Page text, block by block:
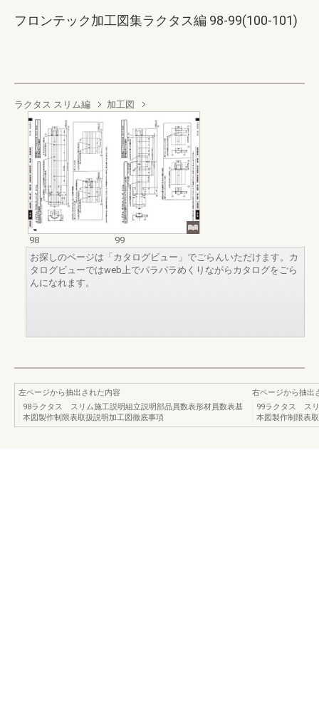
フロンテック加工図集ラクタス編 98-99(100-101)
ラクタス スリム編 加工図
98
99
お探しのページは「カタログビュー」でごらんいただけます。カ
タログビューではweb上でパラパラめくりながらカタログをごら
んになれます。
左ページから抽出された内容
98ラクタス スリム施工説明組立説明部品員数表形材員数表基
本図製作制限表取扱説明加工図徹底事項
右ページから抽出
99ラクタス スリ
本図製作制限表